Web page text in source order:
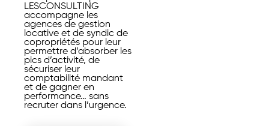
LESCONSULTING
accompagne les
agences de gestion
locative et de syndic de
copropriétés pour leur
permettre d’absorber les
pics d’activité, de
sécuriser leur
comptabilité mandant
et de gagner en
performance… sans
recruter dans l’urgence.